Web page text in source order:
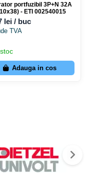
portfuzibil 3P+N 32A
- ETI 002540015
lei / buc
TVA
Adauga in cos